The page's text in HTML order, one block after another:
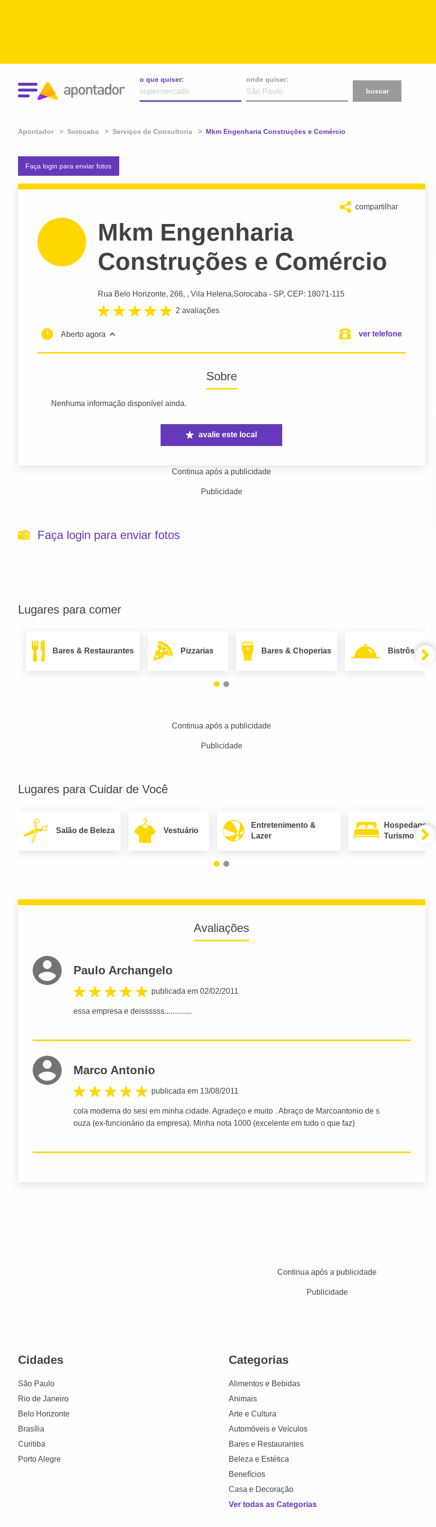
o que quiser:
onde quiser:
buscar
Apontador Sorocaba Serviços de Consultoria Atual:
Mkm Engenharia Construções e Comércio
Faça login para enviar fotos
compartilhar
Mkm Engenharia
Construções e Comércio
Rua Belo Horizonte, 266, , Vila Helena,Sorocaba - SP, CEP: 18071-115
2 avaliações
Aberto agora ver telefone
Sobre
Nenhuma informação disponível ainda.
avalie este local
Continua após a publicidade
Publicidade
Faça login para enviar fotos
Lugares para comer
Bares & Restaurantes Pizzarias Bares & Choperias Bistrôs
Continua após a publicidade
Publicidade
Lugares para Cuidar de Você
Salão de Beleza Vestuário
Entretenimento &
Lazer
Hospedagem
Turismo
Avaliações
Paulo Archangelo
publicada em 02/02/2011
essa empresa e deissssss..............
Marco Antonio
publicada em 13/08/2011
cola moderna do sesi em minha cidade. Agradeço e muito . Abraço de Marcoantonio de s
ouza (ex-funcionário da empresa). Minha nota 1000 (excelente em tudo o que faz)
Continua após a publicidade
Publicidade
Cidades
São Paulo
Rio de Janeiro
Belo Horizonte
Brasília
Curitiba
Porto Alegre
Categorias
Alimentos e Bebidas
Animais
Arte e Cultura
Automóveis e Veículos
Bares e Restaurantes
Beleza e Estética
Benefícios
Casa e Decoração
Ver todas as Categorias